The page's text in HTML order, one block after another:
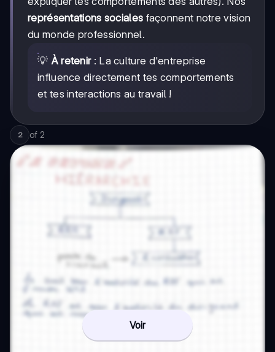
représentations sociales façonnent notre vision
du monde professionnel.
💡 À retenir: La culture d'entreprise
influence directement tes comportements
et tes interactions au travail !
2 of 2
Voir